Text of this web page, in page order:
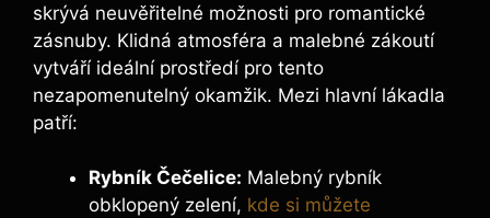
skrývá neuvěřitelné možnosti pro romantické
zásnuby. Klidná atmosféra a malebné zákoutí
vytváří ideální prostředí pro tento
nezapomenutelný okamžik. Mezi hlavní lákadla
patří:
Rybník Čečelice: Malebný rybník
obklopený zelení, kde si můžete